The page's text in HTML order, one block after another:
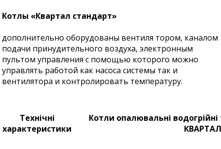
Котлы «Квартал стандарт»
дополнительно оборудованы вентиля тором, каналом
подачи принудительного воздуха, электронным
пультом управления с помощью которого можно
управлять работой как насоса системы так и
вентилятора и контролировать температуру.
Технічні
характеристики
Котли опалювальні